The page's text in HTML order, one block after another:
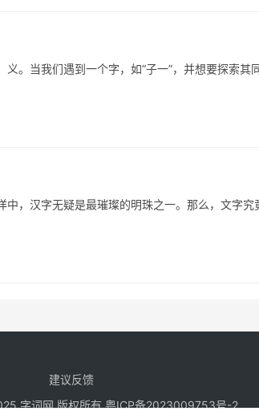
当我们遇到一个字，如“子一”，并想要探索其
汉字无疑是最璀璨的明珠之一。那么，文字究
建议反馈
字词网 版权所有粤ICP备2023009753号-2